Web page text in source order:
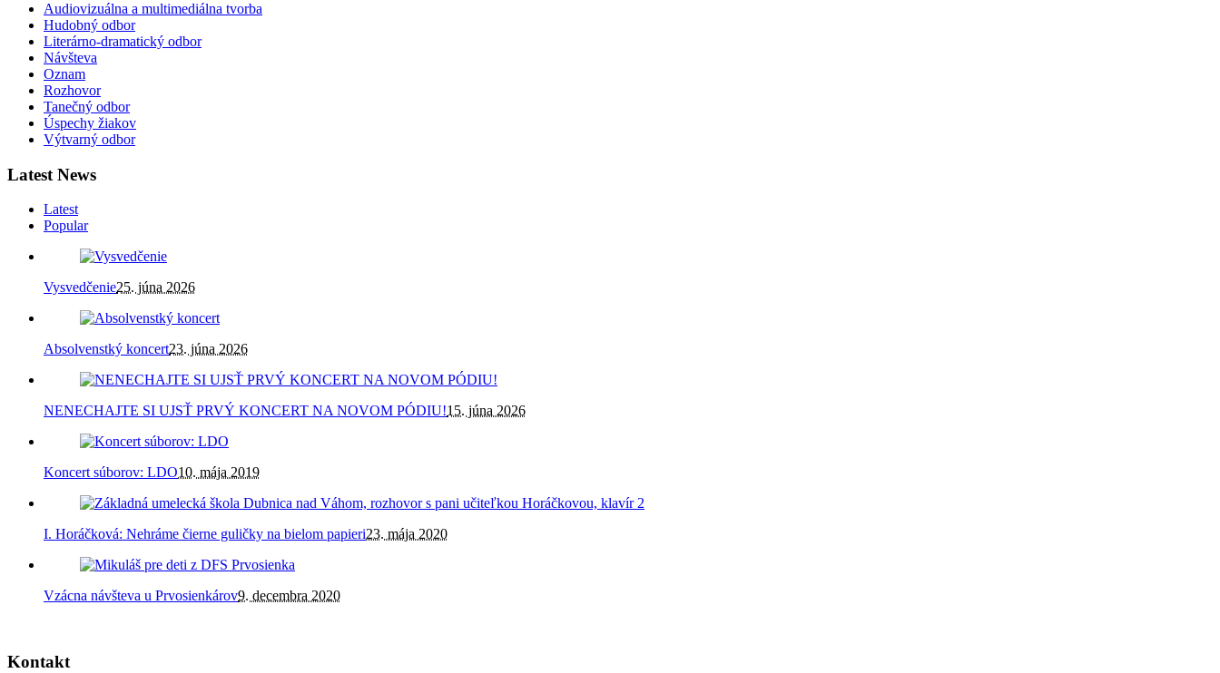
Audiovizuálna a multimediálna tvorba
Hudobný odbor
Literárno-dramatický odbor
Návšteva
Oznam
Rozhovor
Tanečný odbor
Úspechy žiakov
Výtvarný odbor
Latest News
Latest
Popular
Vysvedčenie25. júna 2026
Absolvenstký koncert23. júna 2026
NENECHAJTE SI UJSŤ PRVÝ KONCERT NA NOVOM PÓDIU!15. júna 2026
Koncert súborov: LDO10. mája 2019
I. Horáčková: Nehráme čierne guličky na bielom papieri23. mája 2020
Vzácna návšteva u Prvosienkárov9. decembra 2020
Kontakt